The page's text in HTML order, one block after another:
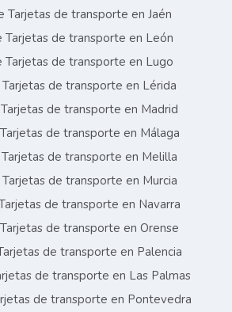
Tarjetas de transporte en Jaén
Tarjetas de transporte en León
Tarjetas de transporte en Lugo
de transporte en Lérida
de transporte en Madrid
de transporte en Málaga
de transporte en Melilla
de transporte en Murcia
de transporte en Navarra
de transporte en Orense
de transporte en Palencia
de transporte en Las Palmas
de transporte en Pontevedra